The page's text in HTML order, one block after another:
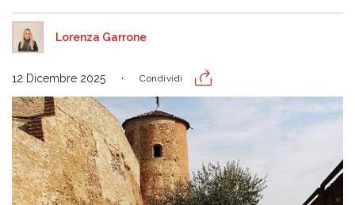
Lorenza Garrone
12 Dicembre 2025 Condividi